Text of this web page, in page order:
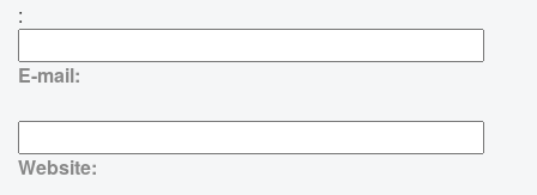
:
E-mail:
Website: